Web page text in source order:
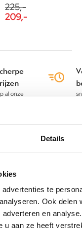
Details
te
Ook
en
u aan ze heeft
225,-
209,-
al onze